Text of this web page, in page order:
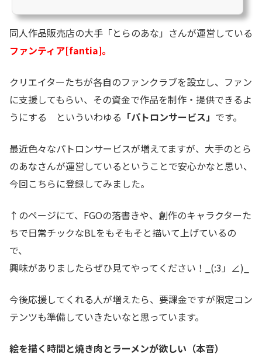
同人作品販売店の大手「とらのあな」さんが運営している
ファンティア[fantia]。
クリエイターたちが各自のファンクラブを設立し、ファン
に支援してもらい、その資金で作品を制作・提供できるよ
うにする といういわゆる 「パトロンサービス」 です。
最近色々なパトロンサービスが増えてますが、大手のとら
のあなさんが運営しているということで安心かなと思い、
今回こちらに登録してみました。
↑のページにて、FGOの落書きや、創作のキャラクターた
ちで日常チックなBLをもそもそと描いて上げているの
で、
興味がありましたらぜひ見てやってください！_(:3」∠)_
今後応援してくれる人が増えたら、要課金ですが限定コン
テンツも準備していきたいなと思っています。
絵を描く時間と焼き肉とラーメンが欲しい（本音）